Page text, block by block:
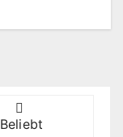
Beliebt